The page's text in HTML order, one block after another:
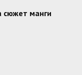
сюжет манги